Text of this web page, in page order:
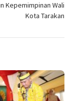
Kepemimpinan Wali
Kota Tarakan